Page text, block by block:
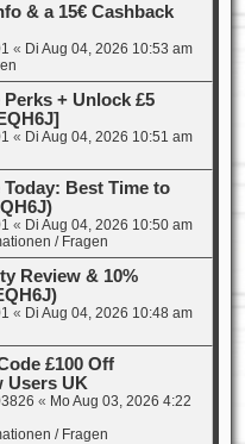
& a 15€ Cashback
« Di Aug 04, 2026 10:53 am
Perks + Unlock £5
« Di Aug 04, 2026 10:51 am
Today: Best Time to
« Di Aug 04, 2026 10:50 am
/ Fragen
Review & 10%
« Di Aug 04, 2026 10:48 am
£100 Off
Users UK
« Mo Aug 03, 2026 4:22
/ Fragen